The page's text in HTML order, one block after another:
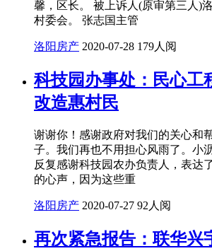
馨，区长。 被上诉人(原审第三人)
村委会。 张志国主管
洛阳房产 2020-07-28 179人阅
科技园办事处：民心工
改造惠村民
谢谢你！感谢政府对我们的关心和
子。我们再也不用担心风雨了。小
反复感谢科技园农办负责人，表达
的心声，因为这些重
洛阳房产 2020-07-27 92人阅
再次紧急报告：联华兴